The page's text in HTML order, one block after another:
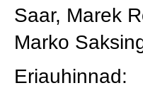
Saar, Marek
Marko
Eriauhinnad: